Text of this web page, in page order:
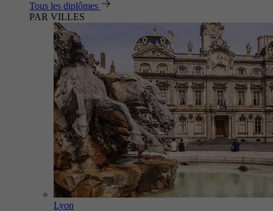
Tous les diplômes
PAR VILLES
Lyon